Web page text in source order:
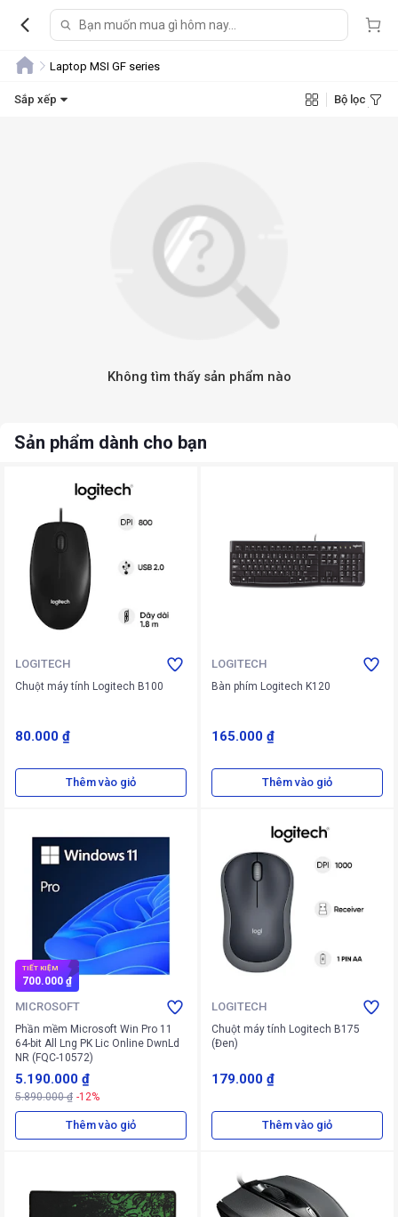
Laptop MSI GF series
Sắp xếp Bộ lọc
Không tìm thấy sản phẩm nào
Sản phẩm dành cho bạn
LOGITECH
Chuột máy tính Logitech B100
80.000 ₫
Thêm vào giỏ
LOGITECH
Bàn phím Logitech K120
165.000 ₫
Thêm vào giỏ
TIẾT KIỆM
700.000 ₫
MICROSOFT
Phần mềm Microsoft Win Pro 11
64-bit All Lng PK Lic Online DwnLd
NR (FQC-10572)
5.190.000 ₫
5.890.000 ₫ -12%
Thêm vào giỏ
LOGITECH
Chuột máy tính Logitech B175
(Đen)
179.000 ₫
Thêm vào giỏ